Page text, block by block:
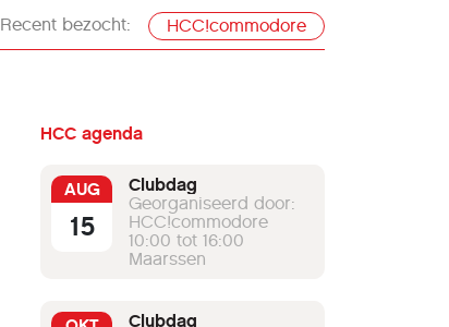
Recent bezocht: HCC!commodore
HCC agenda
AUG
15
Clubdag
Georganiseerd door:
HCC!commodore
10:00 tot 16:00
Maarssen
Clubdag